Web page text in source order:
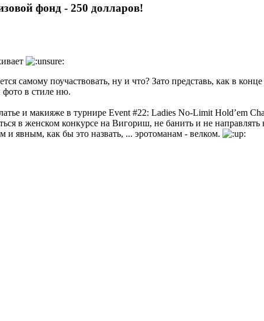
фонд - 250 долларов!
самому поучаствовать, ну и что? Зато представь, как в
фото в стиле ню.
и макияже в турнире Event #22: Ladies No-Limit Hold’em
в женском конкурсе на Вигориш, не банить и не
явным, как бы это назвать, ... эротоманам - велком.